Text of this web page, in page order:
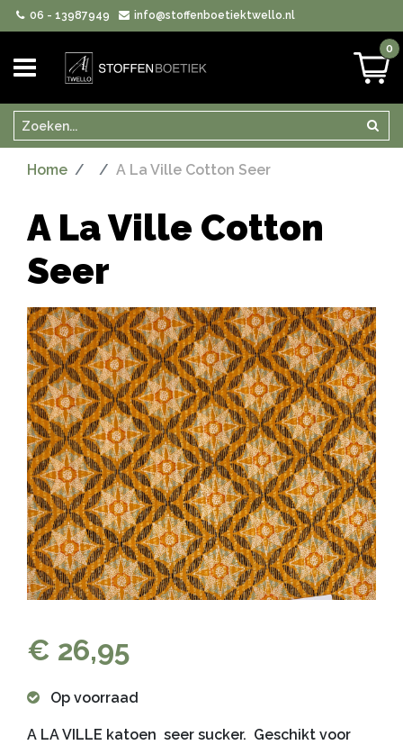
06 - 13987949 info@stoffenboetiektwello.nl
0
Zoeken
Home A La Ville Cotton Seer
A La Ville Cotton
Seer
€ 26,95
Op voorraad
A LA VILLE katoen seer sucker. Geschikt voor